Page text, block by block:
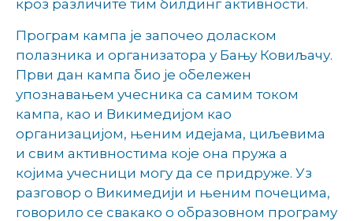
кроз различите тим билдинг активности.
Програм кампа је започео доласком
полазника и организатора у Бању Ковиљачу.
Први дан кампа био је обележен
упознавањем учесника са самим током
кампа, као и Викимедијом као
организацијом, њеним идејама, циљевима
и свим активностима које она пружа а
којима учесници могу да се придруже. Уз
разговор о Викимедији и њеним почецима,
говорило се свакако о образовном програму